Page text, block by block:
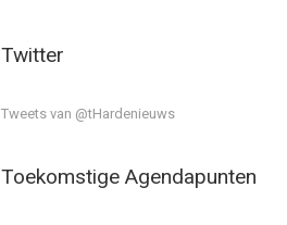
Twitter
Tweets van @tHardenieuws
Toekomstige Agendapunten